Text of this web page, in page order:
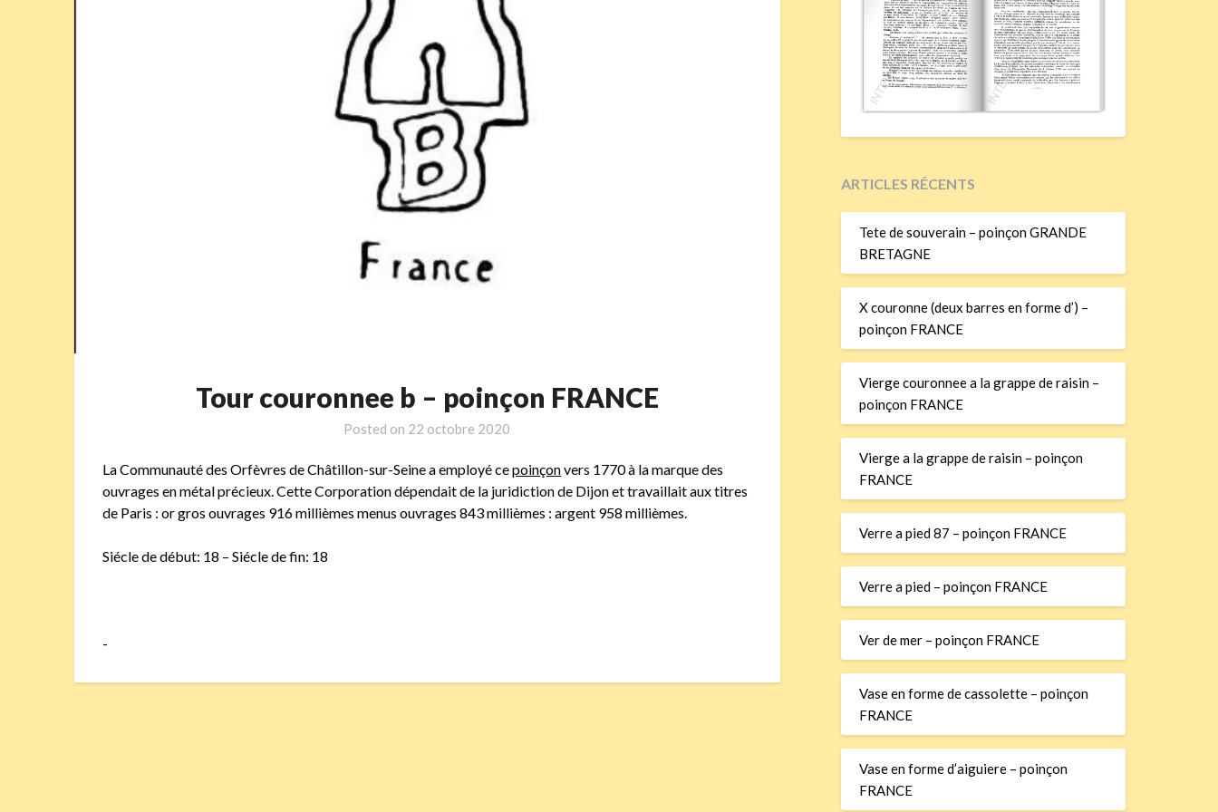
Tour couronnee b – poinçon FRANCE
Posted on 22 octobre 2020
La Communauté des Orfèvres de Châtillon-sur-Seine a employé cepoinçonvers 1770 à la marque des
ouvrages en métal précieux. Cette Corporation dépendait de la juridiction de Dijon et travaillait aux titres
de Paris : or gros ouvrages 916 millièmes menus ouvrages 843 millièmes : argent 958 millièmes.
Siécle de début: 18 – Siécle de fin: 18
-
ARTICLES RÉCENTS
Tete de souverain – poinçon GRANDE
BRETAGNE
X couronne (deux barres en forme d’) –
poinçon FRANCE
Vierge couronnee a la grappe de raisin –
poinçon FRANCE
Vierge a la grappe de raisin – poinçon
FRANCE
Verre a pied 87 – poinçon FRANCE
Verre a pied – poinçon FRANCE
Ver de mer – poinçon FRANCE
Vase en forme de cassolette – poinçon
FRANCE
Vase en forme d’aiguiere – poinçon
FRANCE